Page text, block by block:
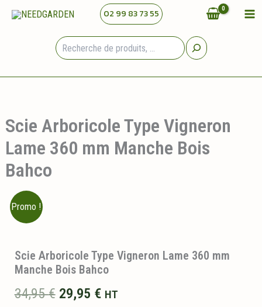
02 99 83 73 55
Scie Arboricole Type Vigneron
Lame 360 mm Manche Bois
Bahco
Promo !
Scie Arboricole Type Vigneron Lame 360 mm
Manche Bois Bahco
34,95€ Le
29,95 €Le
HT